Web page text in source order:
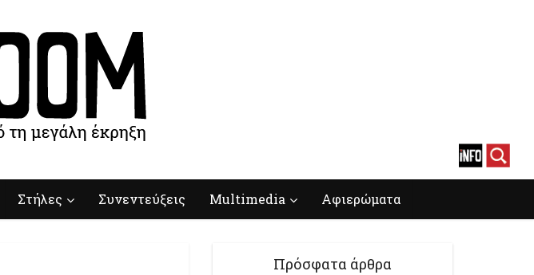
Στήλες Συνεντεύξεις Multimedia Αφιερώματα
Πρόσφατα άρθρα